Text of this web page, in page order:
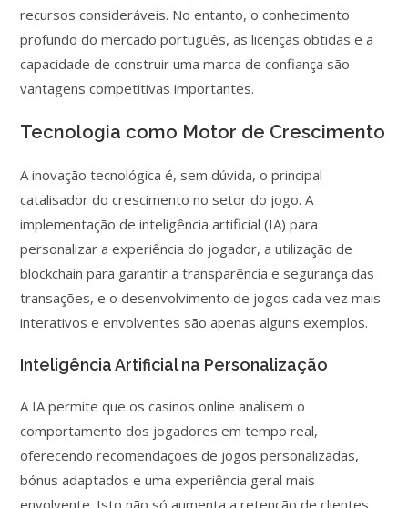
recursos consideráveis. No entanto, o conhecimento
profundo do mercado português, as licenças obtidas e a
capacidade de construir uma marca de confiança são
vantagens competitivas importantes.
Tecnologia como Motor de Crescimento
A inovação tecnológica é, sem dúvida, o principal
catalisador do crescimento no setor do jogo. A
implementação de inteligência artificial (IA) para
personalizar a experiência do jogador, a utilização de
blockchain para garantir a transparência e segurança das
transações, e o desenvolvimento de jogos cada vez mais
interativos e envolventes são apenas alguns exemplos.
Inteligência Artificial na Personalização
A IA permite que os casinos online analisem o
comportamento dos jogadores em tempo real,
oferecendo recomendações de jogos personalizadas,
bónus adaptados e uma experiência geral mais
envolvente. Isto não só aumenta a retenção de clientes,